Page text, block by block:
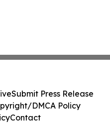
Submit Press Release
DMCA Policy
Contact